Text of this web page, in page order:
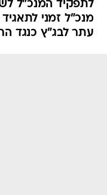
לתפקיד המנכ"ל
מנכ"ל זמני
עתר לבג"ץ כנגד